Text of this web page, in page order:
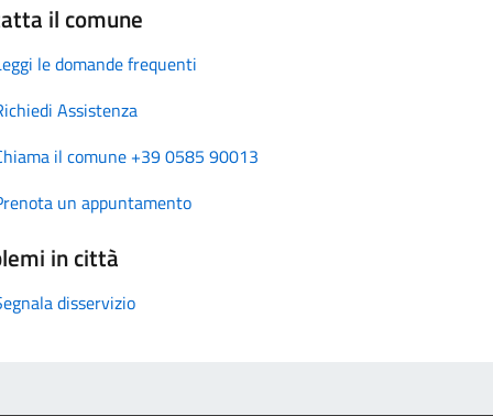
il comune
le domande frequenti
Assistenza
il comune +39 0585 90013
un appuntamento
in città
disservizio